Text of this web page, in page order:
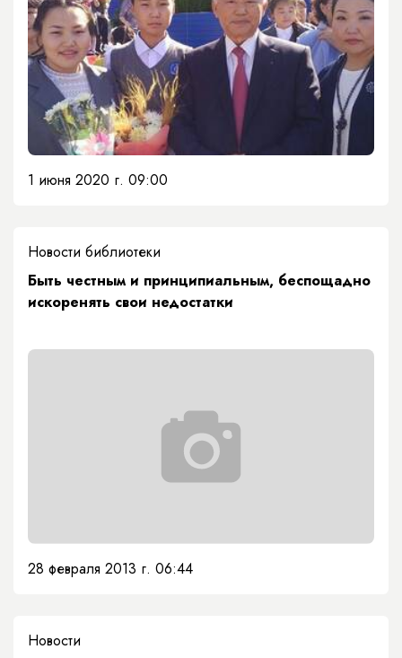
1 июня 2020 г. 09:00
Новости библиотеки
Быть честным и принципиальным, беспощадно
искоренять свои недостатки
28 февраля 2013 г. 06:44
Новости